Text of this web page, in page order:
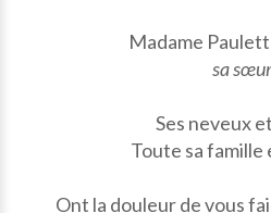
Madame
sa
Ses neveux
Toute sa famille
Ont la douleur de vous